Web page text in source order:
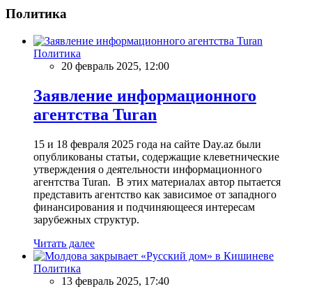
Политика
Политика
20 февраль 2025, 12:00
Заявление информационного
агентства Turan
15 и 18 февраля 2025 года на сайте Day.az были
опубликованы статьи, содержащие клеветнические
утверждения о деятельности информационного
агентства Turan. В этих материалах автор пытается
представить агентство как зависимое от западного
финансирования и подчиняющееся интересам
зарубежных структур.
Читать далее
Политика
13 февраль 2025, 17:40